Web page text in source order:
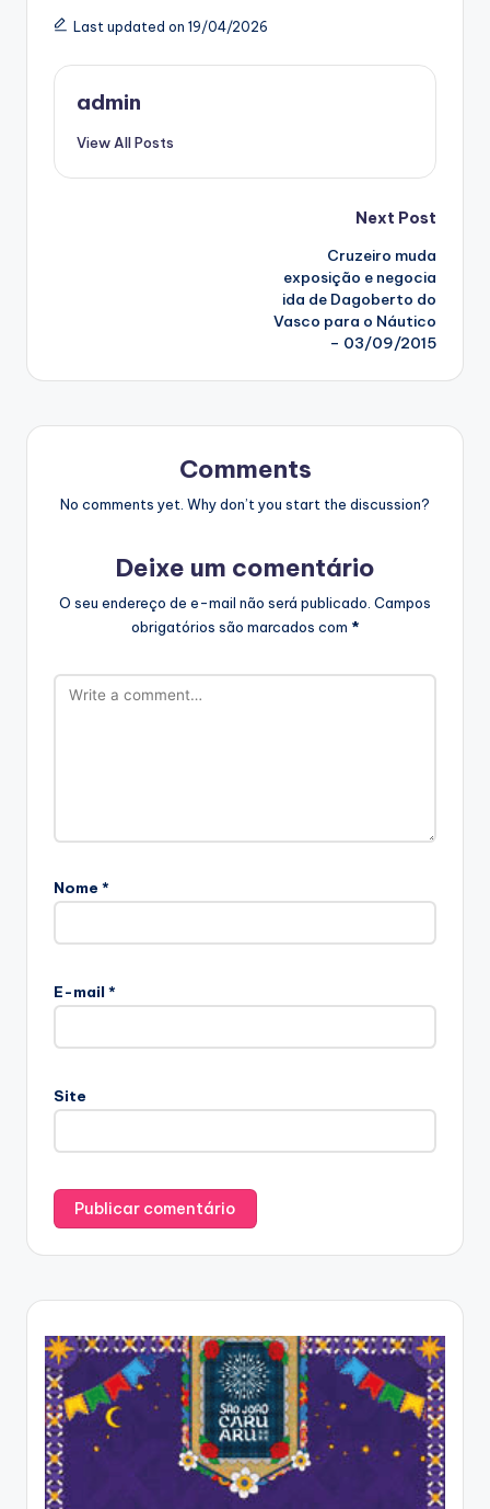
Last updated on 19/04/2026
admin
View All Posts
Next Post
Cruzeiro muda
exposição e negocia
ida de Dagoberto do
Vasco para o Náutico
– 03/09/2015
Comments
No comments yet. Why don’t you start the discussion?
Deixe um comentário
O seu endereço de e-mail não será publicado. Campos
obrigatórios são marcados com *
Nome *
E-mail *
Site